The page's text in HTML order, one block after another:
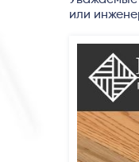
или